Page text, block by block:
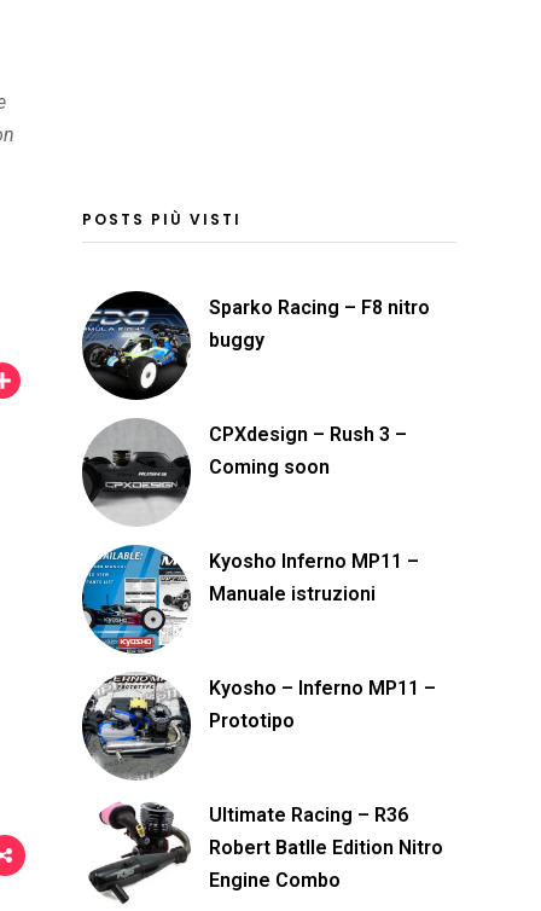
C
POSTS PIÙ VISTI
Sparko Racing – F8 nitro
buggy
CPXdesign – Rush 3 –
Coming soon
Kyosho Inferno MP11 –
Manuale istruzioni
Kyosho – Inferno MP11 –
Prototipo
Ultimate Racing – R36
Robert Batlle Edition Nitro
Engine Combo